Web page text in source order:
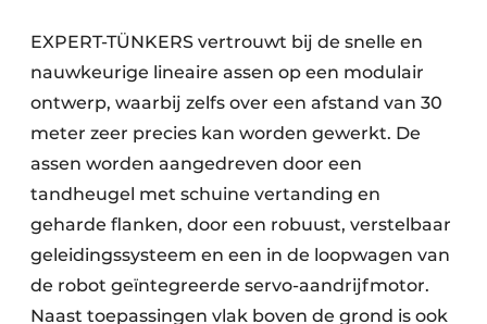
EXPERT-TÜNKERS vertrouwt bij de snelle en
nauwkeurige lineaire assen op een modulair
ontwerp, waarbij zelfs over een afstand van 30
meter zeer precies kan worden gewerkt. De
assen worden aangedreven door een
tandheugel met schuine vertanding en
geharde flanken, door een robuust, verstelbaar
geleidingssysteem en een in de loopwagen van
de robot geïntegreerde servo-aandrijfmotor.
Naast toepassingen vlak boven de grond is ook